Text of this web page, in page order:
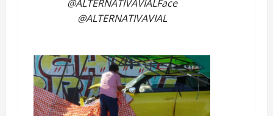
@ALTERNATIVAVIALFace
@ALTERNATIVAVIAL